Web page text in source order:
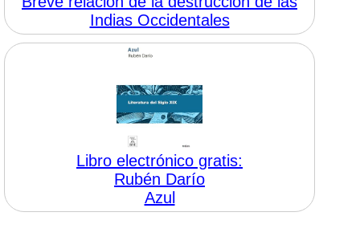
Indias Occidentales
Libro electrónico gratis:
Rubén Darío
Azul